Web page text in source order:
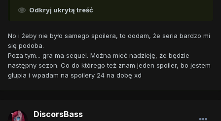
Odkryj ukrytą treść
No i żeby nie było samego spoilera, to dodam, że seria bardzo mi
się podoba.
Poza tym... gra ma sequel. Można mieć nadzieję, że będzie
następny sezon. Co do którego też znam jeden spoiler, bo jestem
głupia i wpadam na spoilery 24 na dobę xd
DiscorsBass